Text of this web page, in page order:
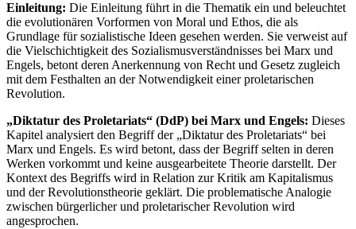
Einleitung: Die Einleitung führt in die Thematik ein und beleuchtet
die evolutionären Vorformen von Moral und Ethos, die als
Grundlage für sozialistische Ideen gesehen werden. Sie verweist auf
die Vielschichtigkeit des Sozialismusverständnisses bei Marx und
Engels, betont deren Anerkennung von Recht und Gesetz zugleich
mit dem Festhalten an der Notwendigkeit einer proletarischen
Revolution.
„Diktatur des Proletariats“ (DdP) bei Marx und Engels: Dieses
Kapitel analysiert den Begriff der „Diktatur des Proletariats“ bei
Marx und Engels. Es wird betont, dass der Begriff selten in deren
Werken vorkommt und keine ausgearbeitete Theorie darstellt. Der
Kontext des Begriffs wird in Relation zur Kritik am Kapitalismus
und der Revolutionstheorie geklärt. Die problematische Analogie
zwischen bürgerlicher und proletarischer Revolution wird
angesprochen.